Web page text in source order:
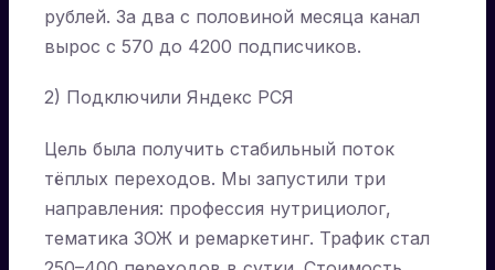
рублей. За два с половиной месяца канал
вырос с 570 до 4200 подписчиков.
2) Подключили Яндекс РСЯ
Цель была получить стабильный поток
тёплых переходов. Мы запустили три
направления: профессия нутрициолог,
тематика ЗОЖ и ремаркетинг. Трафик стал